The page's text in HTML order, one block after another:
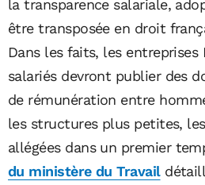
la transparence salariale,
être transposée en droit
Dans les faits, les entreprises
salariés devront publier des
de rémunération entre
les structures plus petites,
allégées dans un premier
du ministère du Travail